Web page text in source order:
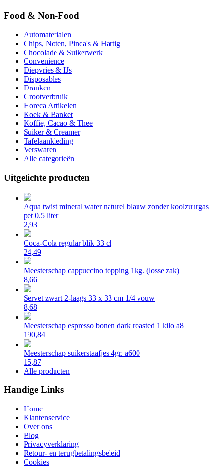
Food & Non-Food
Automaterialen
Chips, Noten, Pinda's & Hartig
Chocolade & Suikerwerk
Convenience
Diepvries & IJs
Disposables
Dranken
Grootverbruik
Horeca Artikelen
Koek & Banket
Koffie, Cacao & Thee
Suiker & Creamer
Tafelaankleding
Verswaren
Alle categorieën
Uitgelichte producten
Aqua twist mineral water naturel blauw zonder koolzuurgas
pet 0.5 liter
2,93
Coca-Cola regular blik 33 cl
24,49
Meesterschap cappuccino topping 1kg. (losse zak)
8,66
Servet zwart 2-laags 33 x 33 cm 1/4 vouw
8,68
Meesterschap espresso bonen dark roasted 1 kilo a8
190,84
Meesterschap suikerstaafjes 4gr. a600
15,87
Alle producten
Handige Links
Home
Klantenservice
Over ons
Blog
Privacyverklaring
Retour- en terugbetalingsbeleid
Cookies